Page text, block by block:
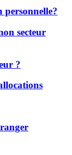
personnelle?
secteur
?